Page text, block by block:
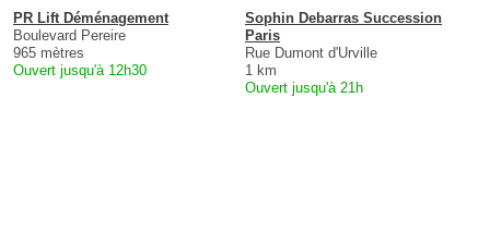
PR Lift Déménagement
Boulevard Pereire
965 mètres
Ouvert jusqu'à 12h30
Sophin Debarras Succession
Paris
Rue Dumont d'Urville
1 km
Ouvert jusqu'à 21h